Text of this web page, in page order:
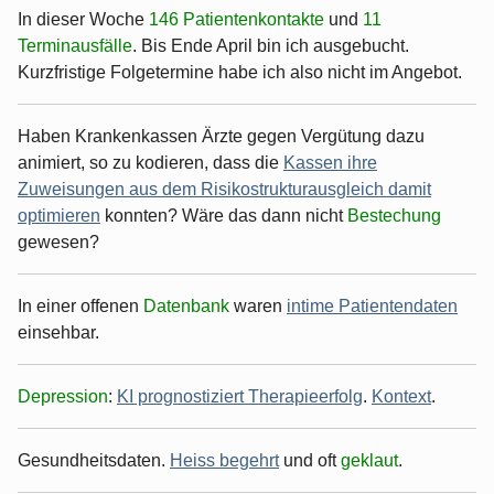
In dieser Woche 146 Patientenkontakte und 11
Terminausfälle. Bis Ende April bin ich ausgebucht.
Kurzfristige Folgetermine habe ich also nicht im Angebot.
Haben Krankenkassen Ärzte gegen Vergütung dazu
animiert, so zu kodieren, dass die Kassen ihre
Zuweisungen aus dem Risikostrukturausgleich damit
optimieren konnten? Wäre das dann nicht Bestechung
gewesen?
In einer offenen Datenbank waren intime Patientendaten
einsehbar.
Depression: KI prognostiziert Therapieerfolg. Kontext.
Gesundheitsdaten. Heiss begehrtund oftgeklaut.